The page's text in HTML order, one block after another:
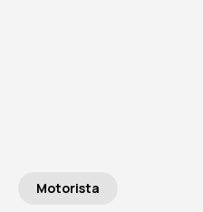
Motorista